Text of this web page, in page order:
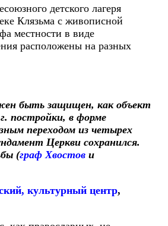
детского лагеря
Клязьма с живописной
местности в виде
расположены на разных
быть защищен, как объект
постройки, в форме
переходом из четырех
Церкви сохранился.
(граф Хвостов и
культурный центр,